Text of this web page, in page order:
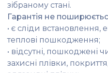
зібраному стані.
Гарантія не
• є сліди встановлення,
теплові пошкодження;
• відсутні, пошкоджені
захисні плівки,